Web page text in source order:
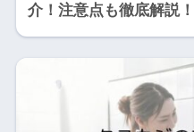
介！注意点も徹底解説！